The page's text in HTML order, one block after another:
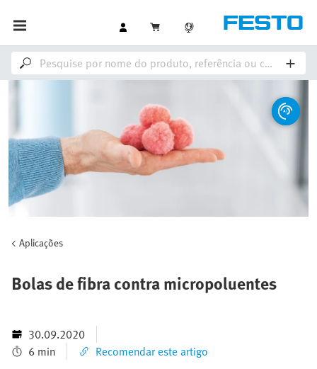
Aplicações
Bolas de fibra contra micropoluentes
30.09.2020
6 min
Recomendar este artigo